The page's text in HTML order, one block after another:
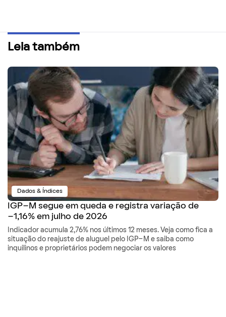
Leia também
Dados & Índices
IGP-M segue em queda e registra variação de
-1,16% em julho de 2026
Indicador acumula 2,76% nos últimos 12 meses. Veja como fica a
situação do reajuste de aluguel pelo IGP-M e saiba como
inquilinos e proprietários podem negociar os valores